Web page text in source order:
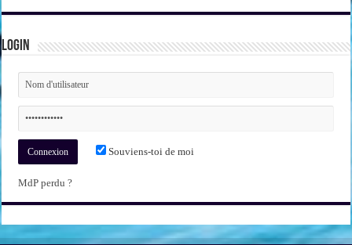
Login
Souviens-toi de moi
MdP perdu ?